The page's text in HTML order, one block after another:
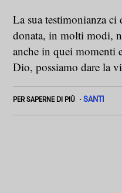
La sua testimonianza
donata, in molti modi,
anche in quei momenti
Dio, possiamo dare la
PER SAPERNE DI PIÙ SANTI